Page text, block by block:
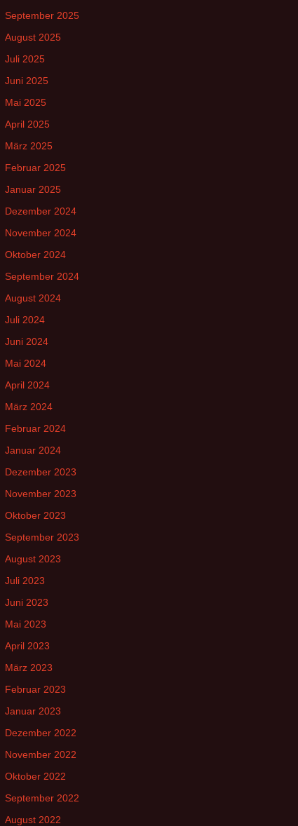
September 2025
August 2025
Juli 2025
Juni 2025
Mai 2025
April 2025
März 2025
Februar 2025
Januar 2025
Dezember 2024
November 2024
Oktober 2024
September 2024
August 2024
Juli 2024
Juni 2024
Mai 2024
April 2024
März 2024
Februar 2024
Januar 2024
Dezember 2023
November 2023
Oktober 2023
September 2023
August 2023
Juli 2023
Juni 2023
Mai 2023
April 2023
März 2023
Februar 2023
Januar 2023
Dezember 2022
November 2022
Oktober 2022
September 2022
August 2022